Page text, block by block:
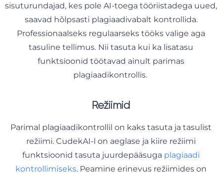
sisuturundajad, kes pole AI-toega tööriistadega uued,
saavad hõlpsasti plagiaadivabalt kontrollida.
Professionaalseks regulaarseks tööks valige aga
tasuline tellimus. Nii tasuta kui ka lisatasu
funktsioonid töötavad ainult parimas
plagiaadikontrollis.
Režiimid
Parimal plagiaadikontrollil on kaks tasuta ja tasulist
režiimi. CudekAI-l on aeglase ja kiire režiimi
funktsioonid tasuta juurdepääsuga plagiaadi
kontrollimiseks. Peamine erinevus režiimides on